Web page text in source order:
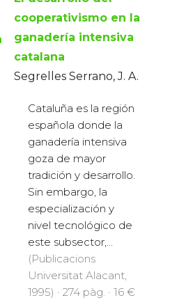
cooperativismo en la
ganadería intensiva
catalana
Segrelles Serrano, J. A.
Cataluña es la región
española donde la
ganadería intensiva
goza de mayor
tradición y desarrollo.
Sin embargo, la
especialización y
nivel tecnológico de
este subsector,...
(Publicacions
Universitat Alacant,
1995) · 274 pàg. · 16 €